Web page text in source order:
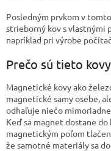
Posledným prvkom v
strieborný kov s vlastnými
napríklad pri výrobe
Prečo sú tieto
Magnetické kovy ako
magnetické samy osebe,
odhaľuje niečo
Keď sa magnet dostane
magnetickým poľom
že samotné materiály sa